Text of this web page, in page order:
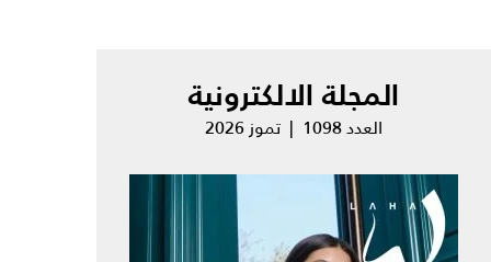
المجلة الالكترونية
العدد 1098 | تموز 2026